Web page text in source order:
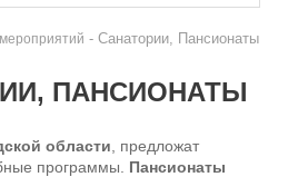
- Санатории, Пансионаты
ПАНСИОНАТЫ
области , предложат
программы. Пансионаты